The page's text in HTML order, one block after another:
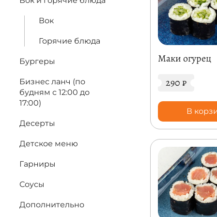
Вок
Горячие блюда
Бургеры
Бизнес ланч (по
будням с 12:00 до
17:00)
Десерты
Детское меню
Гарниры
Соусы
Дополнительно
кусочки.
На
Мягкость и
узнаваемую
в самом центре,
Маки огурец
290₽
В